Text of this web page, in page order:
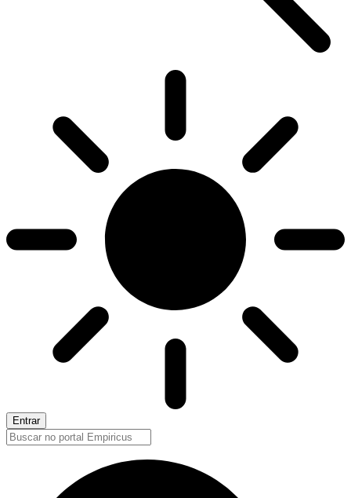
Entrar